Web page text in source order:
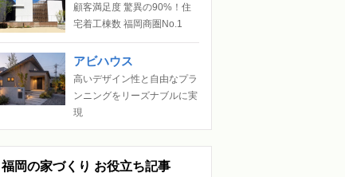
顧客満足度 驚異の90%！住
宅着工棟数 福岡商圏No.1
アビハウス
高いデザイン性と自由なプラ
ンニングをリーズナブルに実
現
福岡の家づくり お役立ち記事